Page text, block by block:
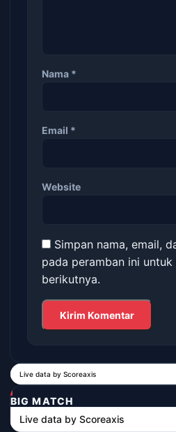
Nama *
Email *
Website
Simpan nama, email,
pada peramban ini
berikutnya.
Live data by Scoreaxis
BIG MATCH
Live data by Scoreaxis